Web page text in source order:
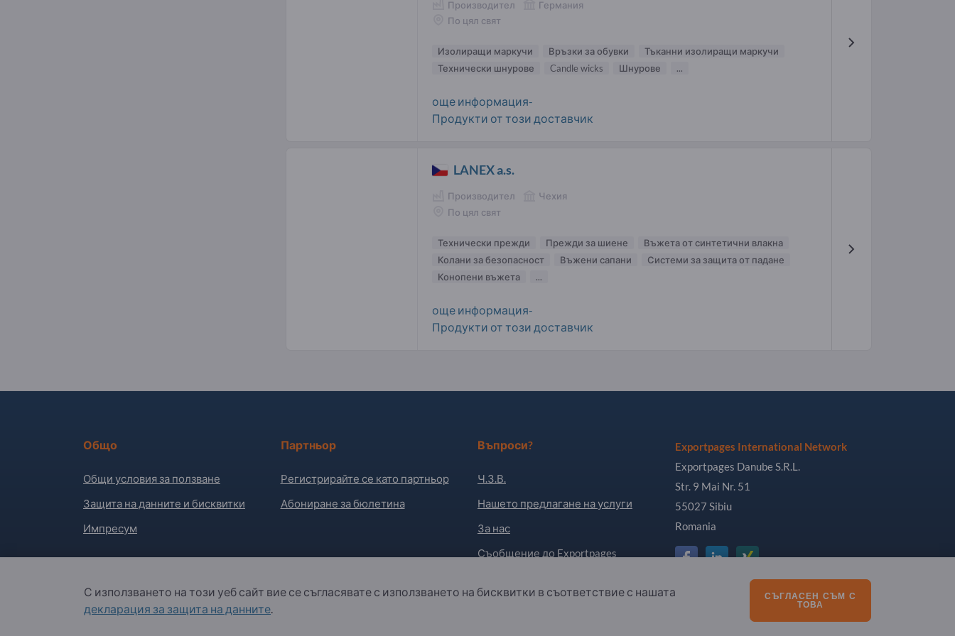
Производител
Германия
По цял свят
Изолиращи маркучи Връзки за обувки
Тъканни изолиращи маркучи
Технически шнурове
Candle wicks Шнурове ...
още информация-
Продукти от този доставчик
LANEX a.s.
Производител
Чехия
По цял свят
Технически прежди Прежди за шиене
Въжета от синтетични влакна
Колани за безопасност
Въжени сапани
Системи за защита от падане
Конопени въжета
...
още информация-
Продукти от този доставчик
Общо
Общи условия за ползване
Защита на данните и бисквитки
Импресум
Партньор
Регистрирайте се като партньор
Абониране за бюлетина
Въпроси?
Ч.З.В.
Нашето предлагане на услуги
За нас
Съобщение до Exportpages
Exportpages International Network
Exportpages Danube S.R.L.
Str. 9 Mai Nr. 51
55027 Sibiu
Romania
Copyright © 2026 Exportpages International GmbH. All Rights Reserved.
С използването на този уеб сайт вие се съгласявате с използването на бисквитки в съответствие с нашата
декларация за защита на данните.
СЪГЛАСЕН СЪМ С
ТОВА